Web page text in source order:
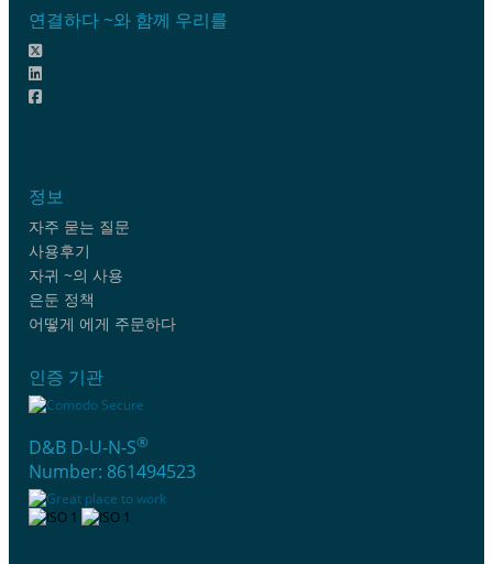
연결하다 ~와 함께 우리를
정보
자주 묻는 질문
사용후기
자귀 ~의 사용
은둔 정책
어떻게 에게 주문하다
인증 기관
D&B D-U-N-S®
Number: 861494523